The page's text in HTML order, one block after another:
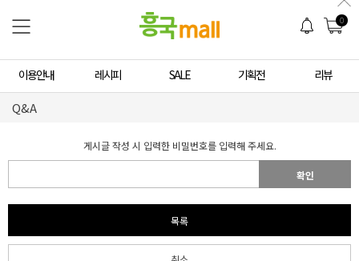
0
이용안내 레시피 SALE 기획전 리뷰
Q&A
게시글 작성 시 입력한 비밀번호를 입력해 주세요.
확인
목록